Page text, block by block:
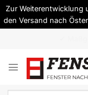
Zur Weiterentwicklung
den Versand nach
springen